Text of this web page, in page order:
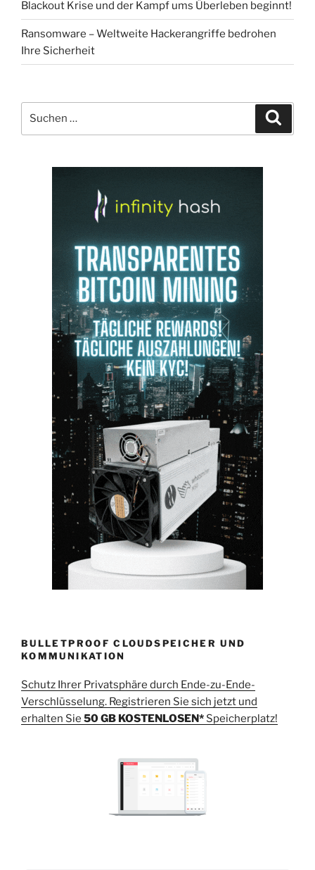
Blackout Krise und der Kampf ums Überleben beginnt!
Ransomware – Weltweite Hackerangriffe bedrohen
Ihre Sicherheit
nach:
BULLETPROOF CLOUDSPEICHER UND
KOMMUNIKATION
Schutz Ihrer Privatsphäre durch Ende-zu-Ende-
Verschlüsselung. Registrieren Sie sich jetzt und
erhalten Sie 50 GB KOSTENLOSEN* Speicherplatz!